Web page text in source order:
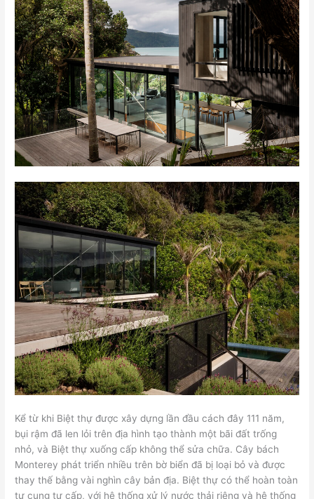
Kể từ khi Biệt thự được xây dựng lần đầu cách đây 111 năm,
bụi rậm đã len lỏi trên địa hình tạo thành một bãi đất trống
nhỏ, và Biệt thự xuống cấp không thể sửa chữa. Cây bách
Monterey phát triển nhiều trên bờ biển đã bị loại bỏ và được
thay thế bằng vài nghìn cây bản địa. Biệt thự có thể hoàn toàn
tự cung tự cấp, với hệ thống xử lý nước thải riêng và hệ thống